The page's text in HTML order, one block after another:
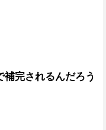
補完されるんだろう